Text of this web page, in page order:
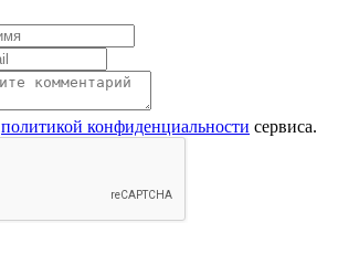
политикой конфиденциальности сервиса.